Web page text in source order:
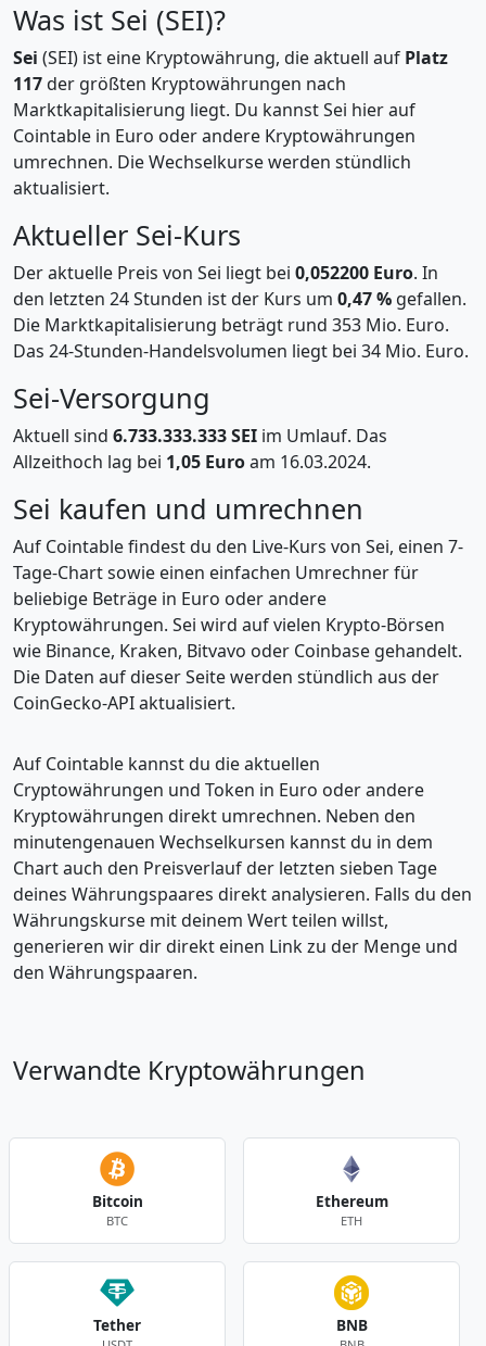
Was ist Sei (SEI)?
Sei (SEI) ist eine Kryptowährung, die aktuell auf Platz
117der größten Kryptowährungen nach
Marktkapitalisierung liegt. Du kannst Sei hier auf
Cointable in Euro oder andere Kryptowährungen
umrechnen. Die Wechselkurse werden stündlich
aktualisiert.
Aktueller Sei-Kurs
Der aktuelle Preis von Sei liegt bei 0,052200 Euro. In
den letzten 24 Stunden ist der Kurs um 0,47 % gefallen.
Die Marktkapitalisierung beträgt rund 353 Mio. Euro.
Das 24-Stunden-Handelsvolumen liegt bei 34 Mio. Euro.
Sei-Versorgung
Aktuell sind 6.733.333.333 SEI im Umlauf. Das
Allzeithoch lag bei 1,05 Euroam 16.03.2024.
Sei kaufen und umrechnen
Auf Cointable findest du den Live-Kurs von Sei, einen 7-
Tage-Chart sowie einen einfachen Umrechner für
beliebige Beträge in Euro oder andere
Kryptowährungen. Sei wird auf vielen Krypto-Börsen
wie Binance, Kraken, Bitvavo oder Coinbase gehandelt.
Die Daten auf dieser Seite werden stündlich aus der
CoinGecko-API aktualisiert.
Auf Cointable kannst du die aktuellen
Cryptowährungen und Token in Euro oder andere
Kryptowährungen direkt umrechnen. Neben den
minutengenauen Wechselkursen kannst du in dem
Chart auch den Preisverlauf der letzten sieben Tage
deines Währungspaares direkt analysieren. Falls du den
Währungskurse mit deinem Wert teilen willst,
generieren wir dir direkt einen Link zu der Menge und
den Währungspaaren.
Verwandte Kryptowährungen
Bitcoin
BTC
Ethereum
ETH
Tether BNB